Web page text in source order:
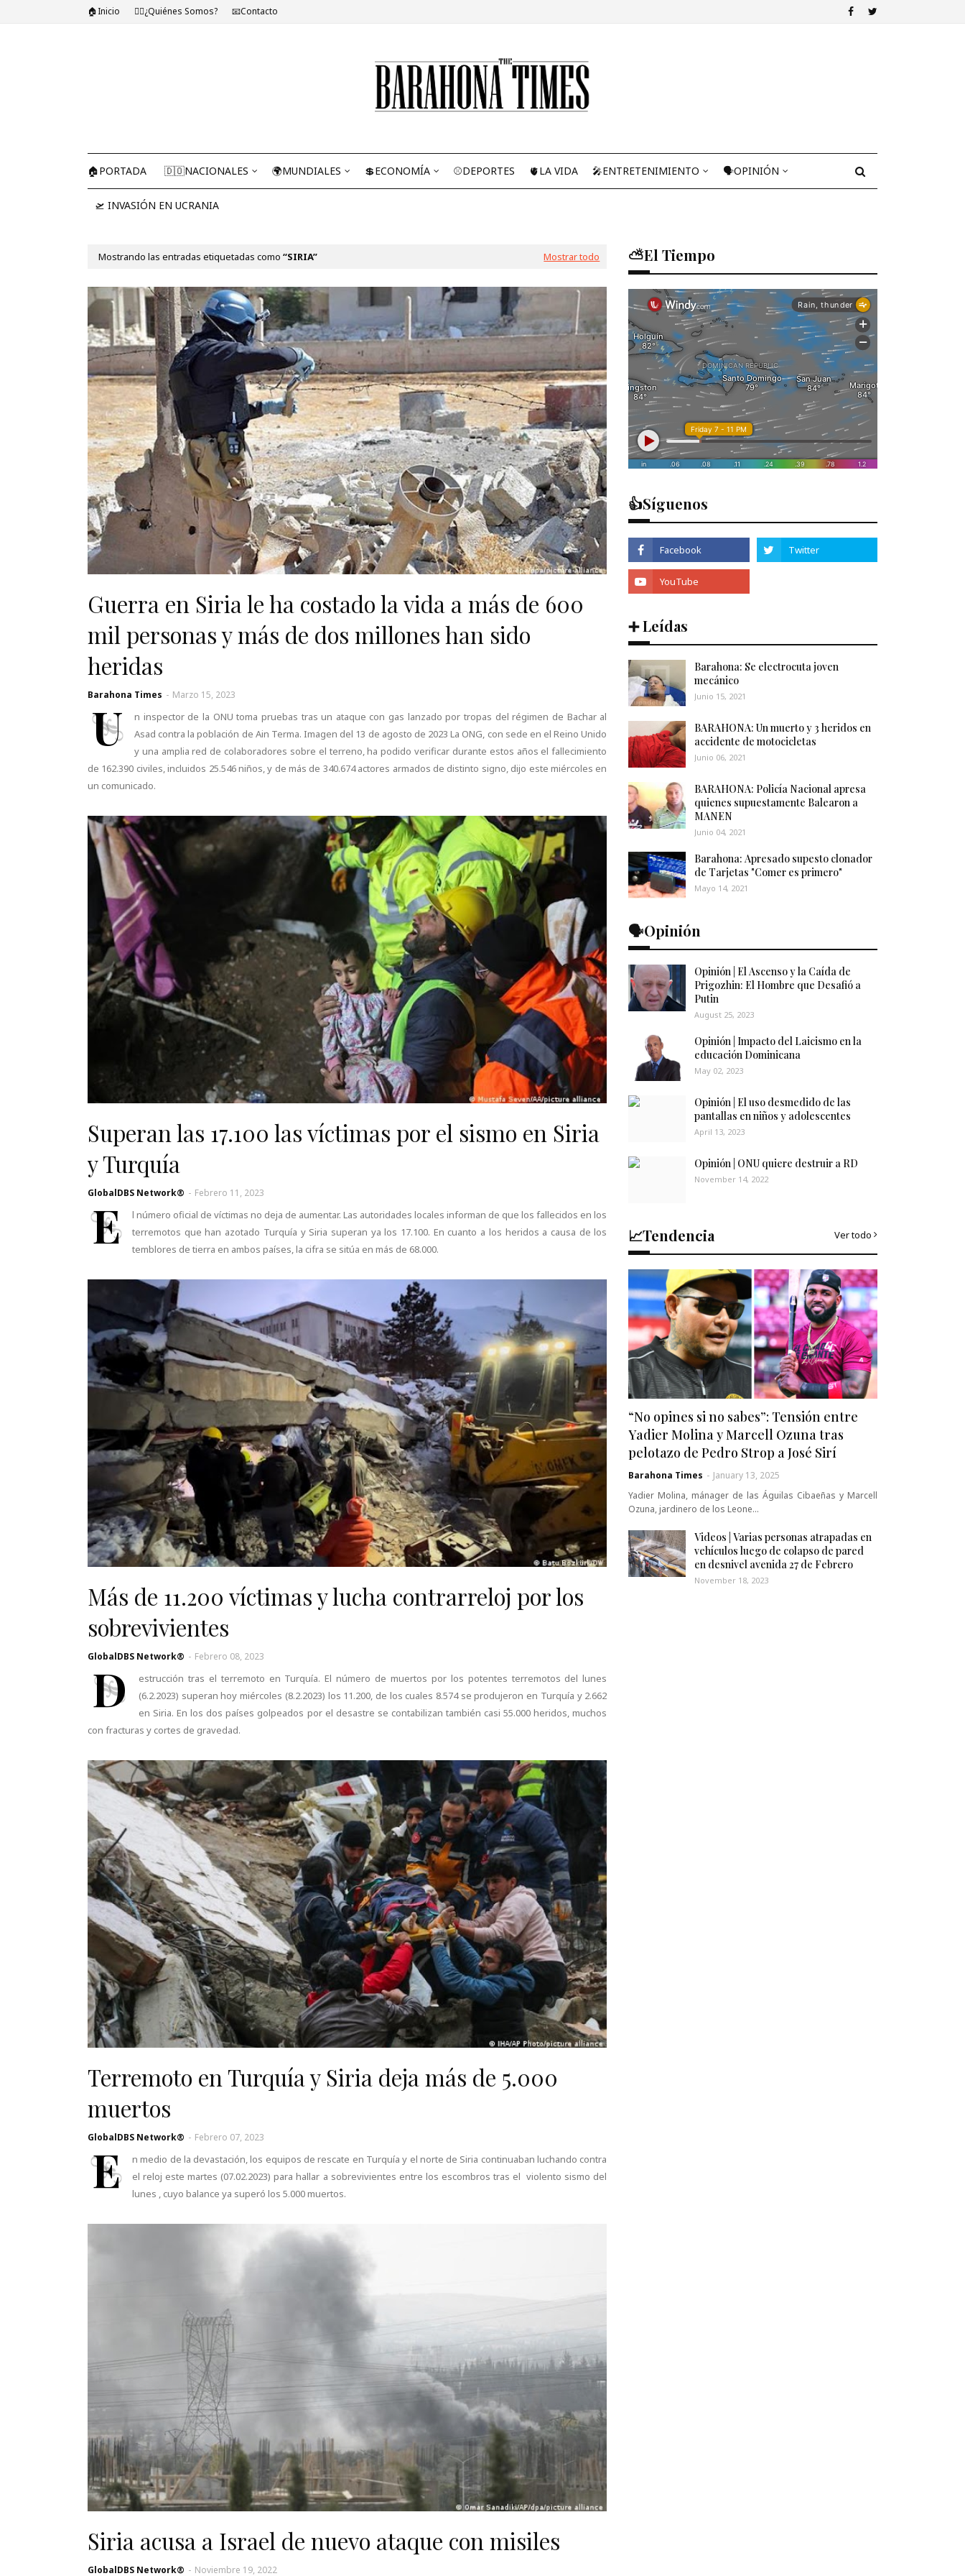
🏠Inicio 🤷‍♂️¿Quiénes Somos? 📧Contacto
🏠PORTADA 🇩🇴NACIONALES 🌍MUNDIALES 💲ECONOMÍA ⚾DEPORTES 🫀LA VIDA 🎤ENTRETENIMIENTO 🗣OPINIÓN
🛫 INVASIÓN EN UCRANIA
Mostrando las entradas etiquetadas como SIRIA Mostrar todo
Guerra en Siria le ha costado la vida a más de 600
mil personas y más de dos millones han sido
heridas
Barahona Times - Marzo 15, 2023
U
n inspector de la ONU toma pruebas tras un ataque con gas lanzado por tropas del régimen de Bachar al
Asad contra la población de Ain Terma. Imagen del 13 de agosto de 2023 La ONG, con sede en el Reino Unido
y una amplia red de colaboradores sobre el terreno, ha podido verificar durante estos años el fallecimiento
de 162.390 civiles, incluidos 25.546 niños, y de más de 340.674 actores armados de distinto signo, dijo este miércoles en
un comunicado.
Superan las 17.100 las víctimas por el sismo en Siria
y Turquía
GlobalDBS Network® - Febrero 11, 2023
E
l número oficial de víctimas no deja de aumentar. Las autoridades locales informan de que los fallecidos en los
terremotos que han azotado Turquía y Siria superan ya los 17.100. En cuanto a los heridos a causa de los
temblores de tierra en ambos países, la cifra se sitúa en más de 68.000.
Más de 11.200 víctimas y lucha contrarreloj por los
sobrevivientes
GlobalDBS Network® - Febrero 08, 2023
D
estrucción tras el terremoto en Turquía. El número de muertos por los potentes terremotos del lunes
(6.2.2023) superan hoy miércoles (8.2.2023) los 11.200, de los cuales 8.574 se produjeron en Turquía y 2.662
en Siria. En los dos países golpeados por el desastre se contabilizan también casi 55.000 heridos, muchos
con fracturas y cortes de gravedad.
Terremoto en Turquía y Siria deja más de 5.000
muertos
GlobalDBS Network® - Febrero 07, 2023
E
n medio de la devastación, los equipos de rescate en Turquía y el norte de Siria continuaban luchando contra
el reloj este martes (07.02.2023) para hallar a sobrevivientes entre los escombros tras el violento sismo del
lunes , cuyo balance ya superó los 5.000 muertos.
Siria acusa a Israel de nuevo ataque con misiles
GlobalDBS Network® - Noviembre 19, 2022
⛅El Tiempo
👍Síguenos
➕ Leídas
Barahona: Se electrocuta joven
mecánico
Junio 15, 2021
BARAHONA: Un muerto y 3 heridos en
accidente de motocicletas
Junio 06, 2021
BARAHONA: Policía Nacional apresa
quienes supuestamente Balearon a
MANEN
Junio 04, 2021
Barahona: Apresado supesto clonador
de Tarjetas "Comer es primero"
Mayo 14, 2021
🗣️Opinión
Opinión | El Ascenso y la Caída de
Prigozhin: El Hombre que Desafió a
Putin
August 25, 2023
Opinión | Impacto del Laicismo en la
educación Dominicana
May 02, 2023
Opinión | El uso desmedido de las
pantallas en niños y adolescentes
April 13, 2023
Opinión | ONU quiere destruir a RD
November 14, 2022
📈Tendencia Ver todo
“No opines si no sabes”: Tensión entre
Yadier Molina y Marcell Ozuna tras
pelotazo de Pedro Strop a José Sirí
Barahona Times - January 13, 2025
Yadier Molina, mánager de las Águilas Cibaeñas y Marcell
Ozuna, jardinero de los Leone…
Videos | Varias personas atrapadas en
vehículos luego de colapso de pared
en desnivel avenida 27 de Febrero
November 18, 2023